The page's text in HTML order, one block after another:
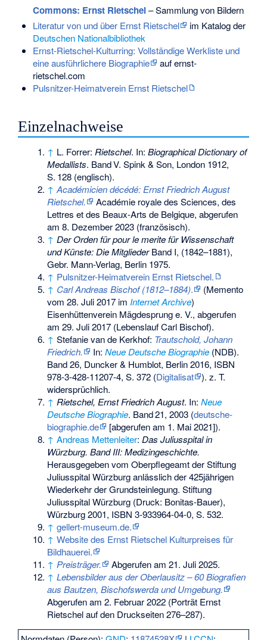
Commons: Ernst Rietschel– Sammlung von Bildern
Literatur von und über Ernst Rietschel
im Katalog der
Deutschen Nationalbibliothek
Ernst-Rietschel-Kulturring: Vollständige Werkliste und
eine ausführlichere Biographie
auf ernst-
rietschel.com
Pulsnitzer-Heimatverein Ernst Rietschel
Einzelnachweise
↑ L. Forrer: Rietschel. In:Biographical Dictionary of
Medallists. BandV. Spink & Son, London 1912,
S. 128 (englisch).
↑ Académicien décédé: Ernst Friedrich August
Rietschel.
Académie royale des Sciences, des
Lettres et des Beaux-Arts de Belgique, abgerufen
am 8. Dezember 2023 (französisch).
↑ Der Orden für pour le merite für Wissenschaft
und Künste: Die MitgliederBand I, (1842–1881),
Gebr. Mann-Verlag, Berlin 1975.
↑ Pulsnitzer-Heimatverein Ernst Rietschel.
↑ Carl Andreas Bischof (1812–1884). (Memento
vom 28. Juli 2017 im Internet Archive)
Eisenhüttenverein Mägdesprung e. V., abgerufen
am 29. Juli 2017 (LebenslaufCarl Bischof).
↑ Stefanie van de Kerkhof: Trautschold, Johann
Friedrich.
In:Neue Deutsche Biographie (NDB).
Band 26, Duncker & Humblot, Berlin 2016, ISBN
978-3-428-11207-4, S. 372 (Digitalisat
). z. T.
widersprüchlich.
↑ Rietschel, Ernst Friedrich August. In:Neue
Deutsche Biographie. Band21, 2003 (deutsche-
biographie.de
[abgerufen am 1. Mai 2021]).
↑ Andreas Mettenleiter:Das Juliusspital in
Würzburg. Band III: Medizingeschichte.
Herausgegeben vom Oberpflegeamt der Stiftung
Juliusspital Würzburg anlässlich der 425jährigen
Wiederkehr der Grundsteinlegung. Stiftung
Juliusspital Würzburg (Druck: Bonitas-Bauer),
Würzburg 2001, ISBN 3-933964-04-0, S. 532.
↑ gellert-museum.de.
↑ Website des Ernst Rietschel Kulturpreises für
Bildhauerei.
↑ Preisträger. Abgerufen am 21. Juli 2025.
↑ Lebensbilder aus der Oberlausitz – 60 Biografien
aus Bautzen, Bischofswerda und Umgebung.
Abgerufen am 2. Februar 2022 (Porträt Ernst
Rietschel auf den Druckseiten 276–287).